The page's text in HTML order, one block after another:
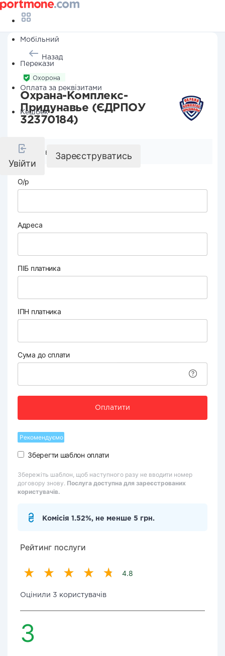
Мобільний
Перекази
Оплата за реквізитами
Кешбек
Увійти
Зареєструватись
Назад
Охорона
Охрана-Комплекс-
Придунавье (ЄДРПОУ
32370184)
Реквізити компанії
О/р
Адреса
ПІБ платника
ІПН платника
Сума до сплати
Оплатити
Рекомендуємо
Зберегти шаблон оплати
Збережіть шаблон, щоб наступного разу не вводити номер
договору знову. Послуга доступна для зареєстрованих
користувачів.
Комісія 1.52%, не менше 5 грн.
Рейтинг послуги
4.8
Оцінили 3 користувачів
3